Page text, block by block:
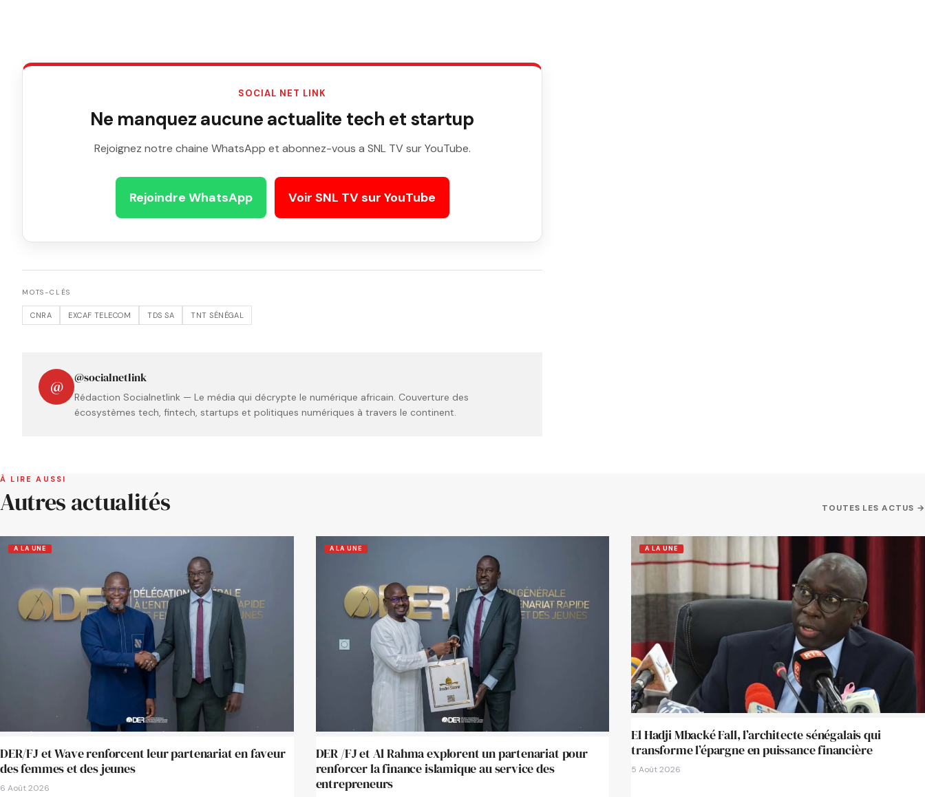
SOCIAL NET LINK
Ne manquez aucune actualite tech et startup
Rejoignez notre chaine WhatsApp et abonnez-vous a SNL TV sur YouTube.
Rejoindre WhatsApp Voir SNL TV sur YouTube
MOTS-CLÉS
CNRA EXCAF TELECOM TDS SA TNT SÉNÉGAL
@ @socialnetlink
Rédaction Socialnetlink — Le média qui décrypte le numérique africain. Couverture des
écosystèmes tech, fintech, startups et politiques numériques à travers le continent.
À LIRE AUSSI
Autres actualités TOUTES LES ACTUS →
A LA UNE
DER/FJ et Wave renforcent leur partenariat en faveur
des femmes et des jeunes
6 Août 2026
A LA UNE
DER /FJ et Al Rahma explorent un partenariat pour
renforcer la finance islamique au service des
entrepreneurs
A LA UNE
El Hadji Mbacké Fall, l’architecte sénégalais qui
transforme l’épargne en puissance financière
5 Août 2026